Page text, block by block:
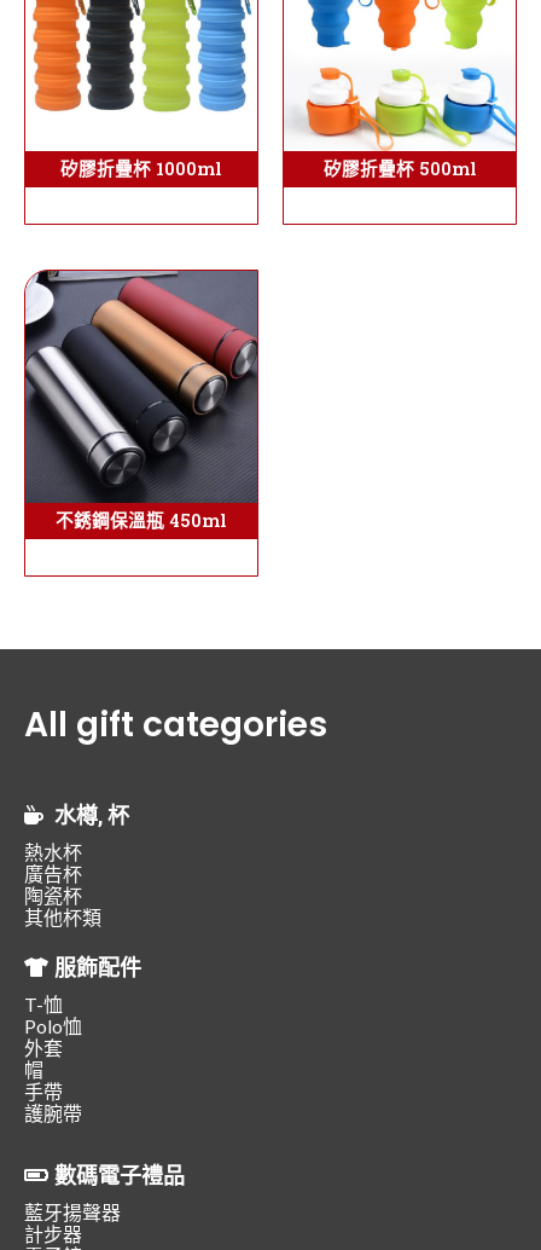
矽膠折疊杯 1000ml 矽膠折疊杯 500ml
不銹鋼保溫瓶 450ml
All gift categories
水樽, 杯
熱水杯
廣告杯
陶瓷杯
其他杯類
服飾配件
T-恤
Polo恤
外套
帽
手帶
護腕帶
數碼電子禮品
藍牙揚聲器
計步器